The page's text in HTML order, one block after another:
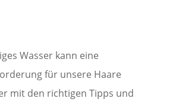
Wasser kann eine
für unsere Haare
mit den richtigen Tipps und